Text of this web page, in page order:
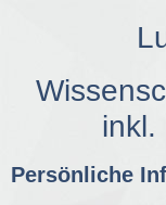
inkl.
Persönliche